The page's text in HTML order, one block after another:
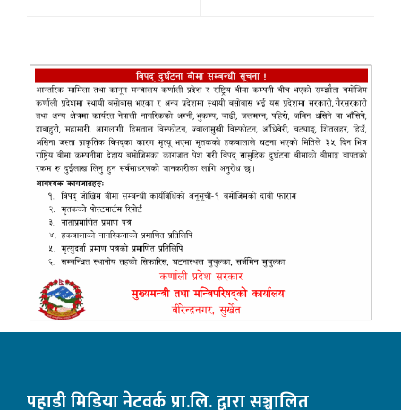
पहाडी मिडिया नेटवर्क प्रा.लि. द्वारा सञ्चालित